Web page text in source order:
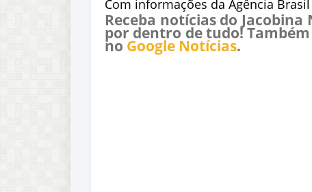
Com informações da Agência Brasil
Receba notícias do Jacobina
por dentro de tudo!
no Google Notícias.